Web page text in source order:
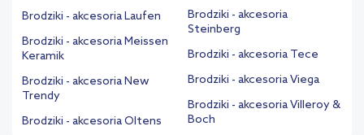
Brodziki - akcesoria Laufen
Brodziki - akcesoria Meissen
Keramik
Brodziki - akcesoria New
Trendy
Brodziki - akcesoria Oltens
Brodziki - akcesoria
Steinberg
Brodziki - akcesoria Tece
Brodziki - akcesoria Viega
Brodziki - akcesoria Villeroy &
Boch